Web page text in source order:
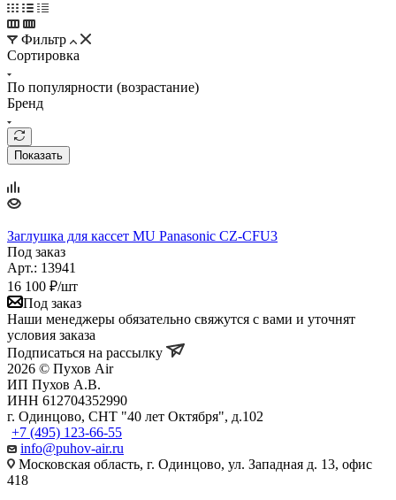
Фильтр
Сортировка
По популярности (возрастание)
Бренд
Показать
Заглушка для кассет MU Panasonic CZ-CFU3
Под заказ
Арт.: 13941
16 100 ₽/шт
Под заказ
Наши менеджеры обязательно свяжутся с вами и уточнят
условия заказа
Подписаться на рассылку
2026 © Пухов Air
ИП Пухов А.В.
ИНН 612704352990
г. Одинцово, СНТ "40 лет Октября", д.102
+7 (495) 123-66-55
info@puhov-air.ru
Московская область, г. Одинцово, ул. Западная д. 13, офис
418